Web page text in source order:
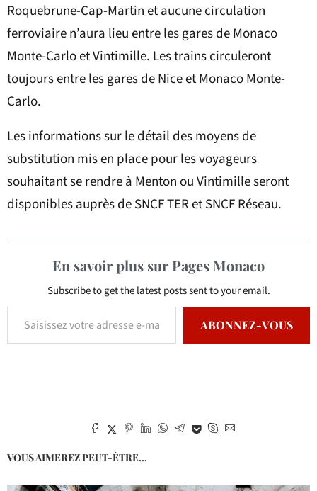
Roquebrune-Cap-Martin et aucune circulation
ferroviaire n’aura lieu entre les gares de Monaco
Monte-Carlo et Vintimille. Les trains circuleront
toujours entre les gares de Nice et Monaco Monte-
Carlo.
Les informations sur le détail des moyens de
substitution mis en place pour les voyageurs
souhaitant se rendre à Menton ou Vintimille seront
disponibles auprès de SNCF TER et SNCF Réseau.
En savoir plus sur Pages Monaco
Subscribe to get the latest posts sent to your email.
ABONNEZ-VOUS
VOUS AIMEREZ PEUT-ÊTRE...